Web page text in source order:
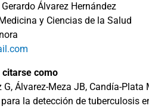
Gerardo Álvarez Hernández
y Ciencias de la Salud
citarse como
G, Álvarez-Meza JB, Candía-
la detección de tuberculosis